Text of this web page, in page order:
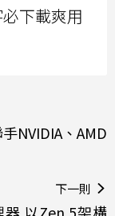
下載爽用
NVIDIA、AMD
下一則